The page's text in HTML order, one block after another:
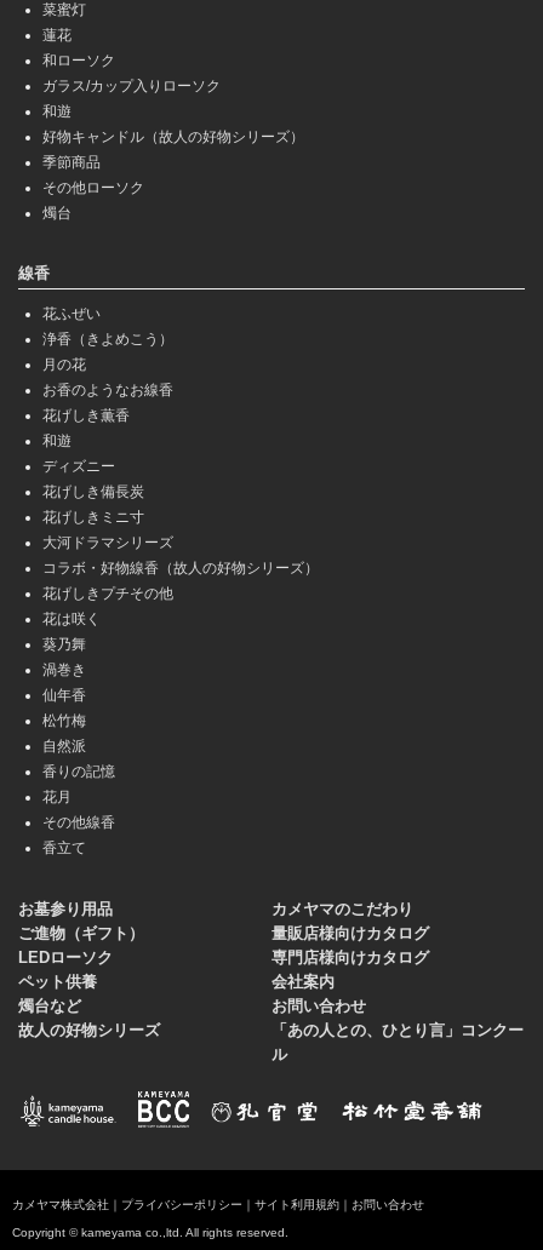
菜蜜灯
蓮花
和ローソク
ガラス/カップ入りローソク
和遊
好物キャンドル（故人の好物シリーズ）
季節商品
その他ローソク
燭台
線香
花ふぜい
浄香（きよめこう）
月の花
お香のようなお線香
花げしき薫香
和遊
ディズニー
花げしき備長炭
花げしきミニ寸
大河ドラマシリーズ
コラボ・好物線香（故人の好物シリーズ）
花げしきプチその他
花は咲く
葵乃舞
渦巻き
仙年香
松竹梅
自然派
香りの記憶
花月
その他線香
香立て
お墓参り用品
ご進物（ギフト）
LEDローソク
ペット供養
燭台など
故人の好物シリーズ
カメヤマのこだわり
量販店様向けカタログ
専門店様向けカタログ
会社案内
お問い合わせ
「あの人との、ひとり言」コンクー
ル
カメヤマ株式会社 ｜ プライバシーポリシー ｜ サイト利用規約 ｜ お問い合わせ
Copyright © kameyama co.,ltd. All rights reserved.